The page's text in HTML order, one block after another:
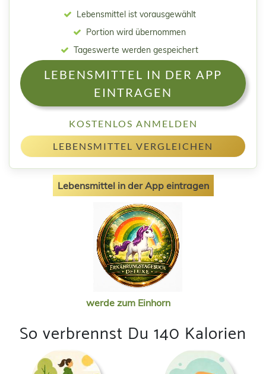
Lebensmittel ist vorausgewählt
Portion wird übernommen
Tageswerte werden gespeichert
LEBENSMITTEL IN DER APP
EINTRAGEN
KOSTENLOS ANMELDEN
LEBENSMITTEL VERGLEICHEN
Lebensmittel in der App eintragen
werde zum Einhorn
So verbrennst Du 140 Kalorien